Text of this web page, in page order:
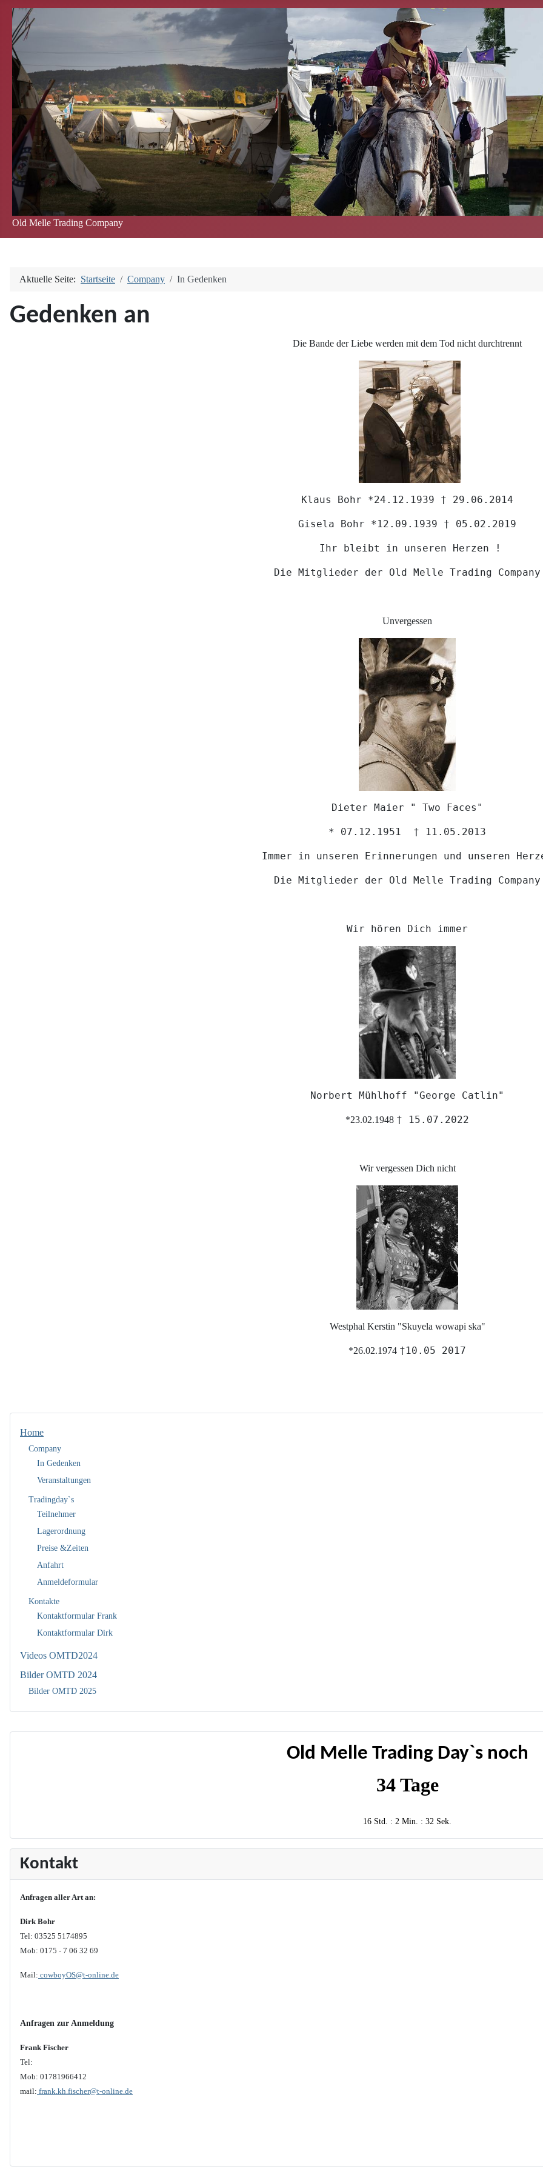
Old Melle Trading Company
Old Melle Trading Day`s noch
34 Tage
16 Std. : 2 Min. : 31 Sek.
Kontakt
Anfragen aller Art an:
Dirk Bohr
Tel: 03525 5174895
Mob: 0175 - 7 06 32 69
Mail: cowboyOS@t-online.de
Anfragen zur Anmeldung
Frank Fischer
Tel:
Mob: 01781966412
mail: frank.kh.fischer@t-online.de
Aktuelle Seite: Startseite Company In Gedenken
Gedenken an
Die Bande der Liebe werden mit dem Tod nicht durchtrennt
Klaus Bohr *24.12.1939 † 29.06.2014
Gisela Bohr *12.09.1939 † 05.02.2019
Ihr bleibt in unseren Herzen !
Die Mitglieder der Old Melle Trading Company
Unvergessen
Dieter Maier " Two Faces"
* 07.12.1951 † 11.05.2013
Immer in unseren Erinnerungen und unseren
Die Mitglieder der Old Melle Trading Company
Wir hören Dich immer
Norbert Mühlhoff "George Catlin"
*23.02.1948 † 15.07.2022
Wir vergessen Dich nicht
Westphal Kerstin "Skuyela wowapi ska"
*26.02.1974 †10.05 2017
Home
Company
In Gedenken
Veranstaltungen
Tradingday`s
Teilnehmer
Lagerordnung
Preise &Zeiten
Anfahrt
Anmeldeformular
Kontakte
Kontaktformular Frank
Kontaktformular Dirk
Videos OMTD2024
Bilder OMTD 2024
Bilder OMTD 2025